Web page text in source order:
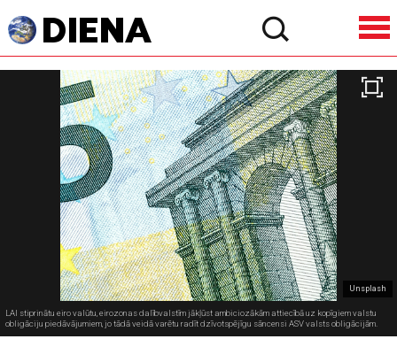
Unsplash
LAI stiprinātu eiro valūtu, eirozonas dalībvalstīm jākļūst ambiciozākām attiecībā uz kopīgiem valstu
obligāciju piedāvājumiem, jo tādā veidā varētu radīt dzīvotspējīgu sāncensi ASV valsts obligācijām.